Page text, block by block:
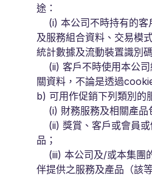
途：
(i) 本公司不時持有的客
及服務組合資料、交易模
統計數據及流動裝置識別
(ii) 客戶不時使用本公司
關資料，不論是透過
b) 可用作促銷下列類別的
(i) 財務服務及相關產品
(ii) 獎賞、客戶或會員或
品；
(iii) 本公司及/或本集團
伴提供之服務及產品（該